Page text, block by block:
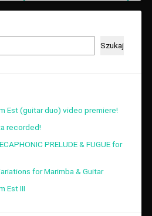
Szukaj
Est (guitar duo) video premiere!
recorded!
PRELUDE & FUGUE for
for Marimba & Guitar
Est III